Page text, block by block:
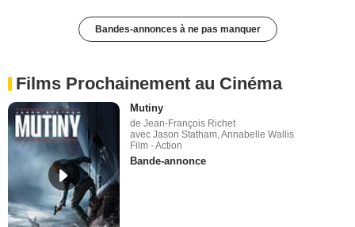
Bandes-annonces à ne pas manquer
Films Prochainement au Cinéma
Mutiny
de Jean-François Richet
avec Jason Statham, Annabelle Wallis
Film - Action
Bande-annonce